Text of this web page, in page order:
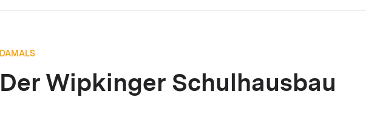
DAMALS
Der Wipkinger Schulhausbau